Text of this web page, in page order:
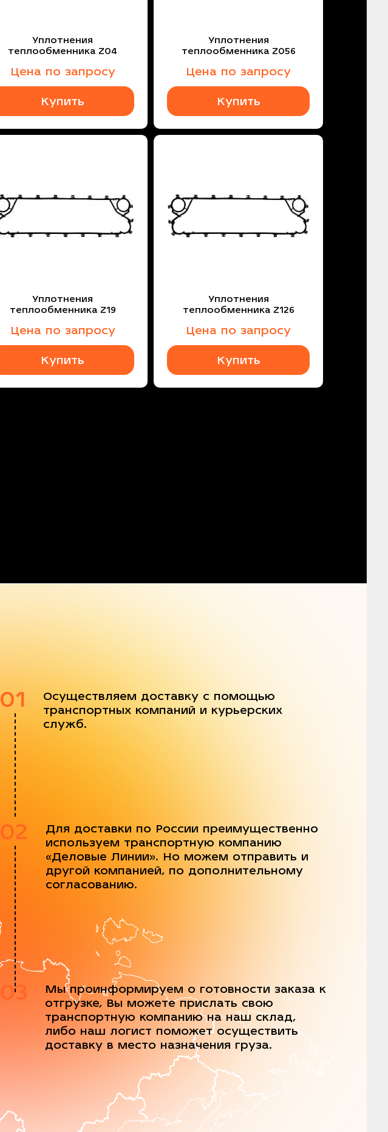
Уплотнения
теплообменника Z04
Цена по запросу
Купить
Уплотнения
теплообменника Z056
Цена по запросу
Купить
Уплотнения
теплообменника Z19
Цена по запросу
Купить
Уплотнения
теплообменника Z126
Цена по запросу
Купить
01
Осуществляем доставку с помощью
транспортных компаний и курьерских
служб.
02
Для доставки по России преимущественно
используем транспортную компанию
«Деловые Линии». Но можем отправить и
другой компанией, по дополнительному
согласованию.
03
Мы проинформируем о готовности заказа к
отгрузке, Вы можете прислать свою
транспортную компанию на наш склад,
либо наш логист поможет осуществить
доставку в место назначения груза.